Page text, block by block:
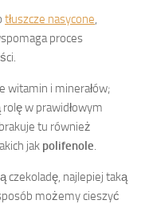
tłuszcze nasycone
proces
witamin i minerałów;
w prawidłowym
tu również
jak polifenole
czekoladę, najlepiej taką
możemy cieszyć